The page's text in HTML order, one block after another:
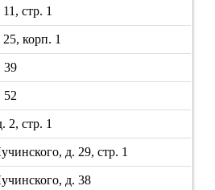
стр. 1
корп. 1
39
52
2, стр. 1
д. 29, стр. 1
д. 38